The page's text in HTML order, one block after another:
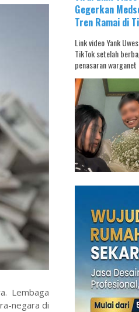
Lembaga
negara di
Gegerkan
Tren Ramai di
Link video Yank
TikTok setelah
penasaran warganet